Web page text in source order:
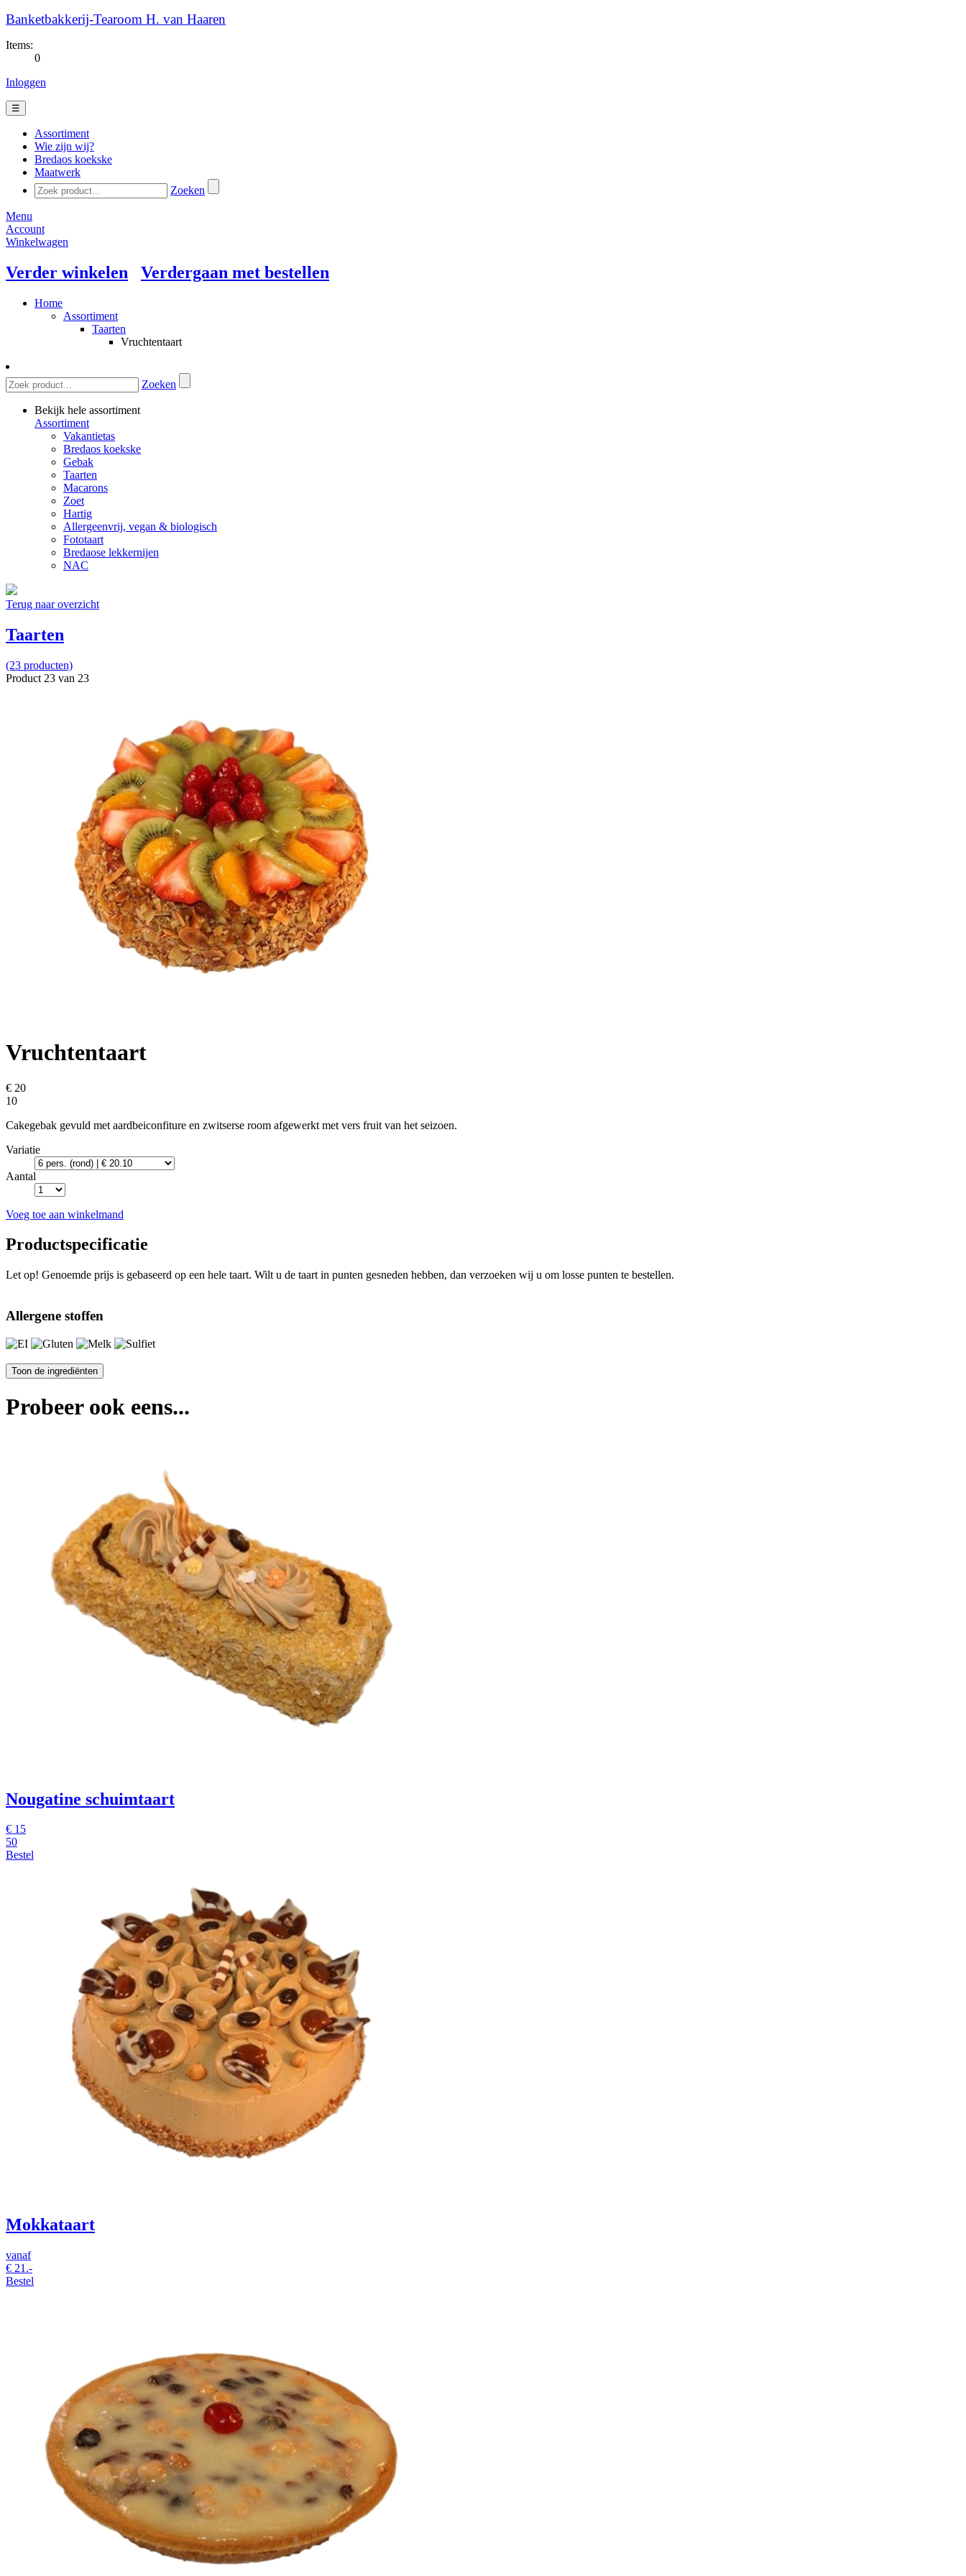
Banketbakkerij-Tearoom H. van Haaren
Items:
0
Inloggen
☰
Assortiment
Wie zijn wij?
Bredaos koekske
Maatwerk
Zoeken
Menu
Account
Winkelwagen
Verder winkelen Verdergaan met bestellen
Home
Assortiment
Taarten
Vruchtentaart
Zoeken
Bekijk hele assortiment
Assortiment
Vakantietas
Bredaos koekske
Gebak
Taarten
Macarons
Zoet
Hartig
Allergeenvrij, vegan & biologisch
Fototaart
Bredaose lekkernijen
NAC
Terug naar overzicht
Taarten
(23 producten)
Product 23 van 23
Vruchtentaart
€ 20
10
Cakegebak gevuld met aardbeiconfiture en zwitserse room afgewerkt met vers fruit van het seizoen.
Variatie
Aantal
Voeg toe aan winkelmand
Productspecificatie
Let op! Genoemde prijs is gebaseerd op een hele taart. Wilt u de taart in punten gesneden hebben, dan verzoeken wij u om losse punten te bestellen.
Allergene stoffen
Probeer ook eens...
Nougatine schuimtaart
€ 15
50
Bestel
Mokkataart
vanaf
€ 21.-
Bestel